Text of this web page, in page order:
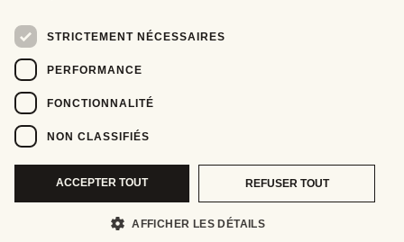
STRICTEMENT NÉCESSAIRES
PERFORMANCE
FONCTIONNALITÉ
NON CLASSIFIÉS
ACCEPTER TOUT REFUSER TOUT
AFFICHER LES DÉTAILS